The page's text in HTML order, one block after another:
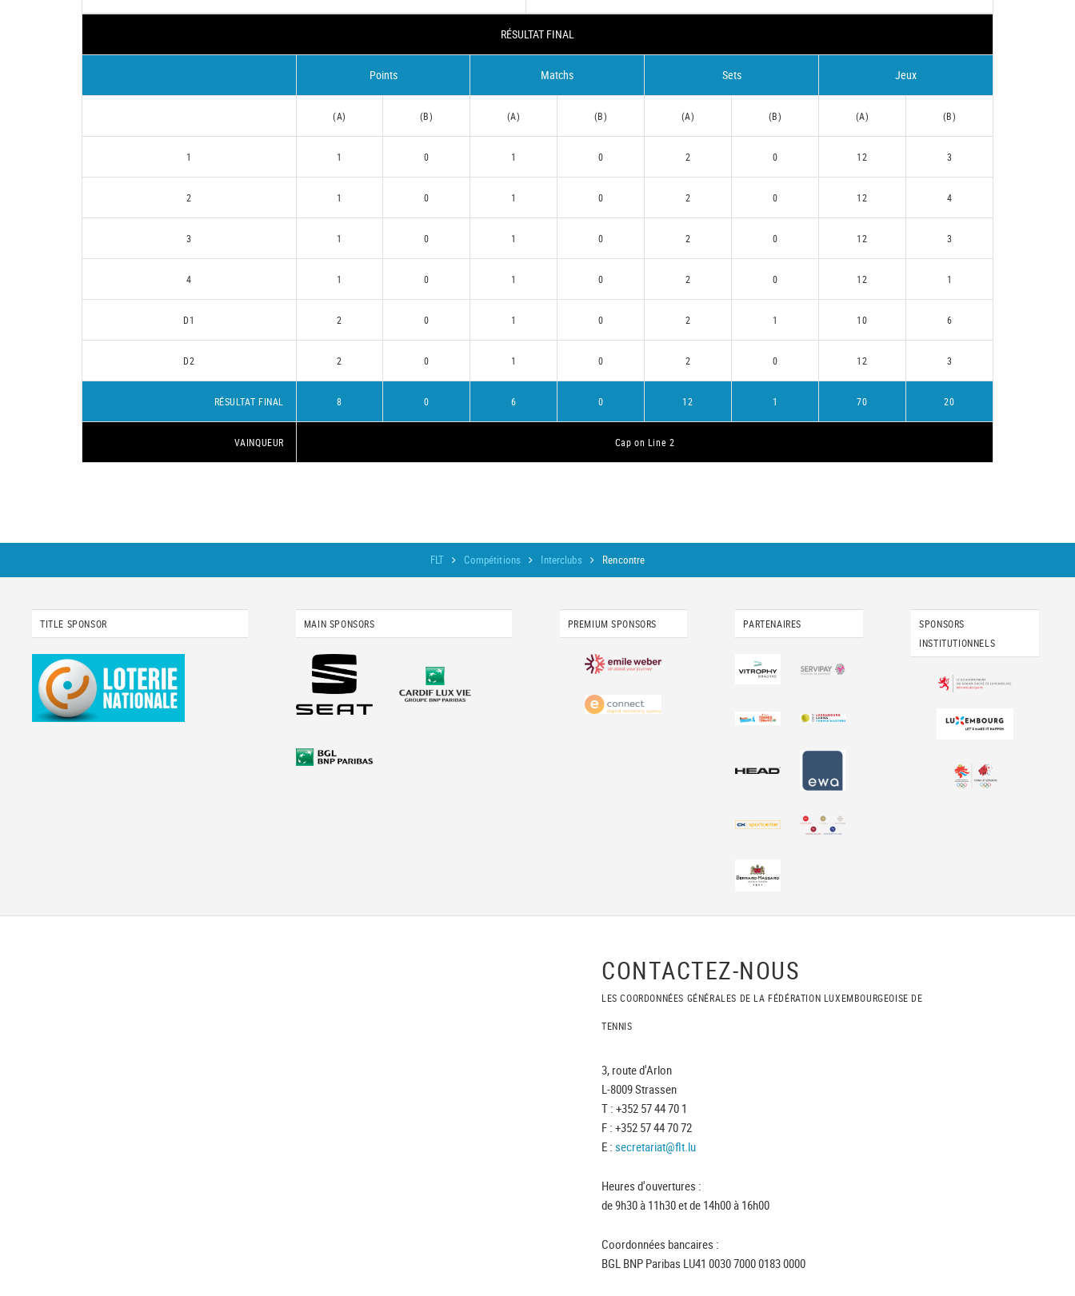
RÉSULTAT FINAL
Points Matchs Sets Jeux
(A) (B) (A) (B) (A) (B) (A) (B)
1 1 0 1 0 2 0 12 3
2 1 0 1 0 2 0 12 4
3 1 0 1 0 2 0 12 3
4 1 0 1 0 2 0 12 1
D1 2 0 1 0 2 1 10 6
D2 2 0 1 0 2 0 12 3
RÉSULTAT FINAL 8 0 6 0 12 1 70 20
VAINQUEUR Cap on Line 2
FLT Compétitions Interclubs Rencontre
TITLE SPONSOR MAIN SPONSORS PREMIUM SPONSORS PARTENAIRES
SPONSORS
INSTITUTIONNELS
CONTACTEZ-NOUS
LES COORDONNÉES GÉNÉRALES DE LA FÉDÉRATION LUXEMBOURGEOISE DE
TENNIS
3, route d'Arlon
L-8009 Strassen
T : +352 57 44 70 1
F : +352 57 44 70 72
E : secretariat@flt.lu
Heures d'ouvertures :
de 9h30 à 11h30 et de 14h00 à 16h00
Coordonnées bancaires :
BGL BNP Paribas LU41 0030 7000 0183 0000